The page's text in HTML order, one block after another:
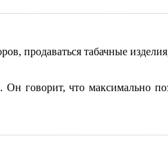
продаваться табачные
говорит, что максимально